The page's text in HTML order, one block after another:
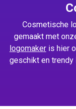
Cosmetische
gemaakt met
logomaker is hier
geschikt en